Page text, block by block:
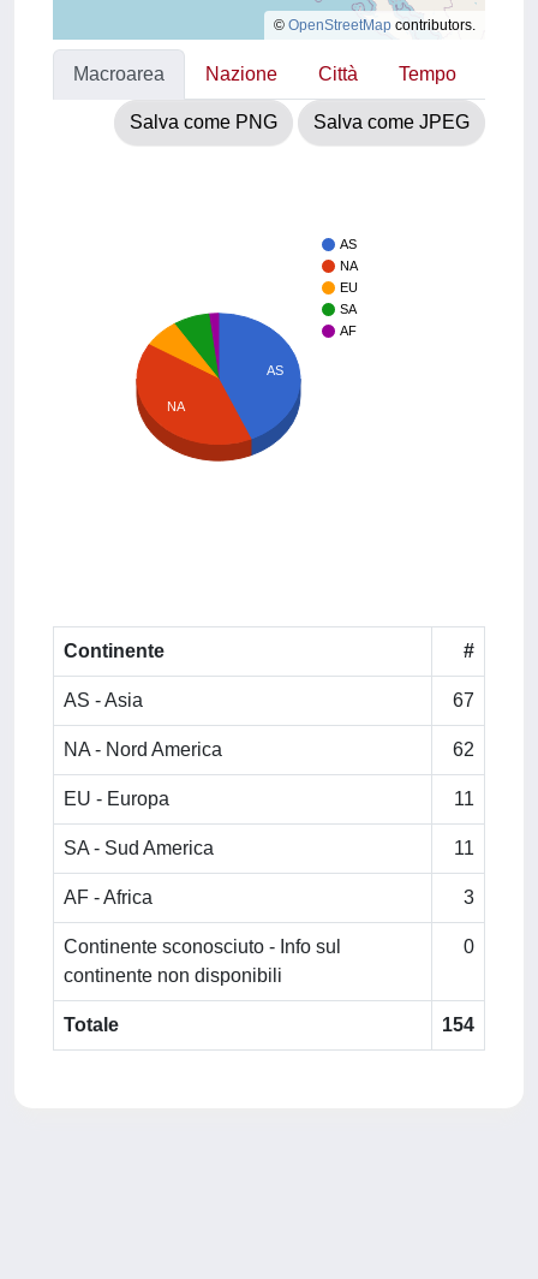
© OpenStreetMap contributors.
Macroarea Nazione Città Tempo
Salva come PNG Salva come JPEG
AS
NA
EU
SA
AF
AS
NA
Continente #
AS - Asia 67
NA - Nord America 62
EU - Europa 11
SA - Sud America 11
AF - Africa 3
Continente sconosciuto - Info sul
continente non disponibili
0
Totale 154